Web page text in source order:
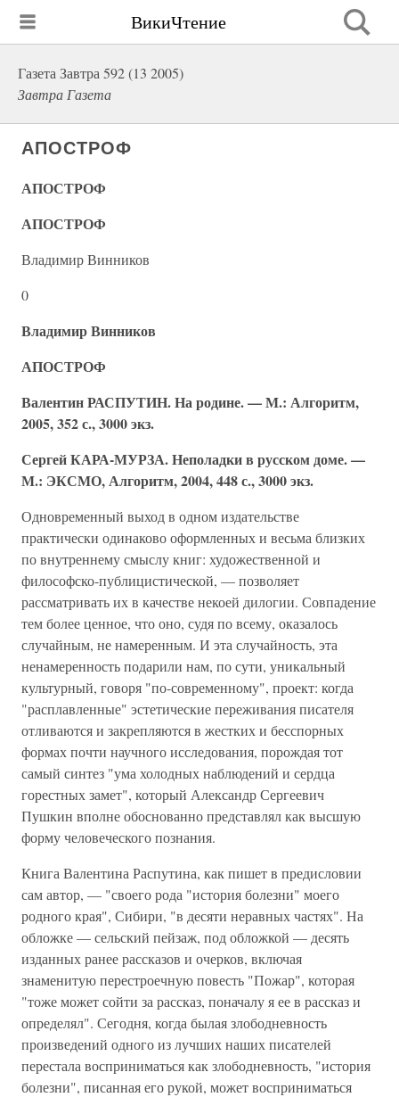
ВикиЧтение
Газета Завтра 592 (13 2005)
Завтра Газета
АПОСТРОФ
АПОСТРОФ
АПОСТРОФ
Владимир Винников
0
Владимир Винников
АПОСТРОФ
Валентин РАСПУТИН. На родине. — М.: Алгоритм,
2005, 352 с., 3000 экз.
Сергей КАРА-МУРЗА. Неполадки в русском доме. —
М.: ЭКСМО, Алгоритм, 2004, 448 с., 3000 экз.
Одновременный выход в одном издательстве
практически одинаково оформленных и весьма близких
по внутреннему смыслу книг: художественной и
философско-публицистической, — позволяет
рассматривать их в качестве некоей дилогии. Совпадение
тем более ценное, что оно, судя по всему, оказалось
случайным, не намеренным. И эта случайность, эта
ненамеренность подарили нам, по сути, уникальный
культурный, говоря "по-современному", проект: когда
"расплавленные" эстетические переживания писателя
отливаются и закрепляются в жестких и бесспорных
формах почти научного исследования, порождая тот
самый синтез "ума холодных наблюдений и сердца
горестных замет", который Александр Сергеевич
Пушкин вполне обоснованно представлял как высшую
форму человеческого познания.
Книга Валентина Распутина, как пишет в предисловии
сам автор, — "своего рода "история болезни" моего
родного края", Сибири, "в десяти неравных частях". На
обложке — сельский пейзаж, под обложкой — десять
изданных ранее рассказов и очерков, включая
знаменитую перестроечную повесть "Пожар", которая
"тоже может сойти за рассказ, поначалу я ее в рассказ и
определял". Сегодня, когда былая злободневность
произведений одного из лучших наших писателей
перестала восприниматься как злободневность, "история
болезни", писанная его рукой, может восприниматься